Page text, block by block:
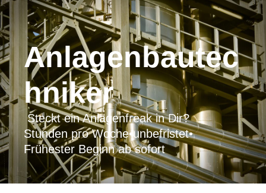
Anlagenbautec
hniker
Steckt ein Anlagenfreak in Dir?
Stunden pro Woche•unbefristet•
Frühester Beginn ab sofort